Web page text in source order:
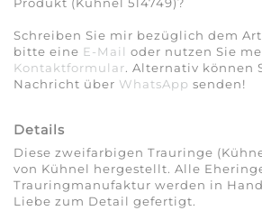
Produkt (Kühnel 514749)?
Schreiben Sie mir bezüglich dem
bitte eine E-Mail oder nutzen Sie
Kontaktformular. Alternativ können
Nachricht über WhatsApp senden!
Details
Diese zweifarbigen Trauringe
von Kühnel hergestellt. Alle
Trauringmanufaktur werden in
Liebe zum Detail gefertigt.